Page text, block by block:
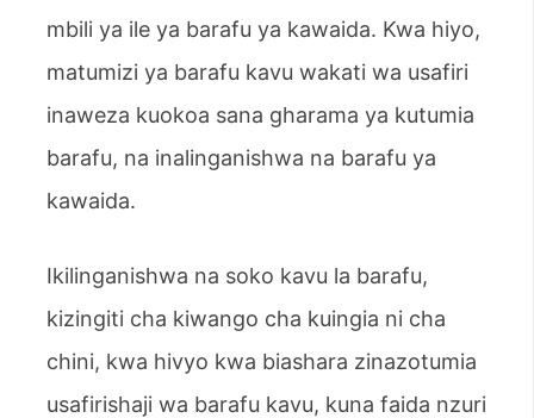
mbili ya ile ya barafu ya kawaida. Kwa hiyo,
matumizi ya barafu kavu wakati wa usafiri
inaweza kuokoa sana gharama ya kutumia
barafu, na inalinganishwa na barafu ya
kawaida.
Ikilinganishwa na soko kavu la barafu,
kizingiti cha kiwango cha kuingia ni cha
chini, kwa hivyo kwa biashara zinazotumia
usafirishaji wa barafu kavu, kuna faida nzuri